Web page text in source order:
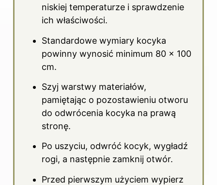
niskiej temperaturze i sprawdzenie
ich właściwości.
Standardowe wymiary kocyka
powinny wynosić minimum 80 x 100
cm.
Szyj warstwy materiałów,
pamiętając o pozostawieniu otworu
do odwrócenia kocyka na prawą
stronę.
Po uszyciu, odwróć kocyk, wygładź
rogi, a następnie zamknij otwór.
Przed pierwszym użyciem wypierz